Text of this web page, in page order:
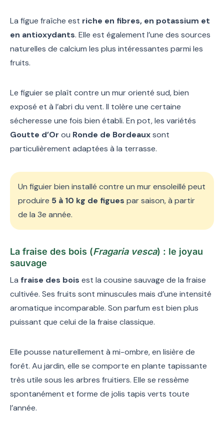
La figue fraîche est riche en fibres, en potassium et
en antioxydants. Elle est également l’une des sources
naturelles de calcium les plus intéressantes parmi les
fruits.
Le figuier se plaît contre un mur orienté sud, bien
exposé et à l’abri du vent. Il tolère une certaine
sécheresse une fois bien établi. En pot, les variétés
Goutte d’Or ou Ronde de Bordeauxsont
particulièrement adaptées à la terrasse.
Un figuier bien installé contre un mur ensoleillé peut
produire 5 à 10 kg de figues par saison, à partir
de la 3e année.
La fraise des bois (Fragaria vesca) : le joyau
sauvage
La fraise des bois est la cousine sauvage de la fraise
cultivée. Ses fruits sont minuscules mais d’une intensité
aromatique incomparable. Son parfum est bien plus
puissant que celui de la fraise classique.
Elle pousse naturellement à mi-ombre, en lisière de
forêt. Au jardin, elle se comporte en plante tapissante
très utile sous les arbres fruitiers. Elle se ressème
spontanément et forme de jolis tapis verts toute
l’année.